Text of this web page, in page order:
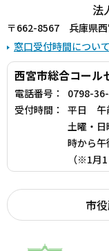
法
〒662-8567 兵庫県西
窓口受付時間につい
西宮市総合コール
電話番号：
0798-
受付時間：
平日 午
土曜・
時から
（※1月
市